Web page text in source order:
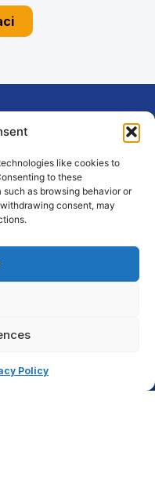
like cookies to
to these
as browsing behavior or
consent, may
Policy
– Villa Aurora